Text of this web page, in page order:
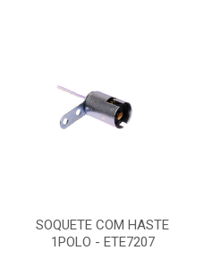
SOQUETE COM HASTE
1POLO - ETE7207